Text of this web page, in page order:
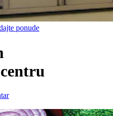
ponude